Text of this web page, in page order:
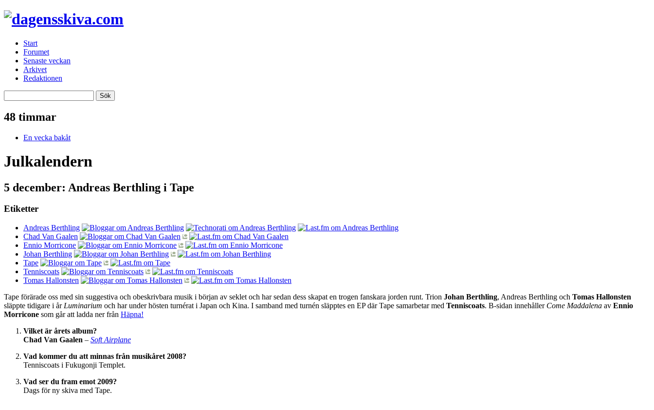
Start
Forumet
Senaste veckan
Arkivet
Redaktionen
48 timmar
En vecka bakåt
Julkalendern
5 december: Andreas Berthling i Tape
Etiketter
Andreas Berthling
Chad Van Gaalen
Ennio Morricone
Johan Berthling
Tape
Tenniscoats
Tomas Hallonsten
Tape förärade oss med sin suggestiva och obeskrivbara musik i början av seklet och har sedan dess skapat en trogen fanskara jorden runt. Trion Johan Berthling, Andreas Berthling och Tomas Hallonsten
släppte tidigare i år Luminarium och har under hösten turnérat i Japan och Kina. I samband med turnén släpptes en EP där Tape samarbetar med Tenniscoats. B-sidan innehåller Come Maddalena av Ennio
Morricone som går att ladda ner från Häpna!
Vilket är årets album?
Chad Van Gaalen – Soft Airplane
Vad kommer du att minnas från musikåret 2008?
Tenniscoats i Fukugonji Templet.
Vad ser du fram emot 2009?
Dags för ny skiva med Tape.